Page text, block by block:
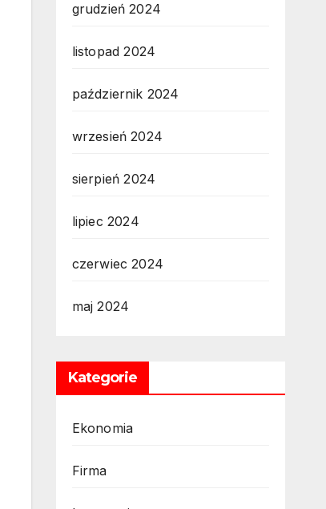
grudzień 2024
listopad 2024
październik 2024
wrzesień 2024
sierpień 2024
lipiec 2024
czerwiec 2024
maj 2024
Kategorie
Ekonomia
Firma